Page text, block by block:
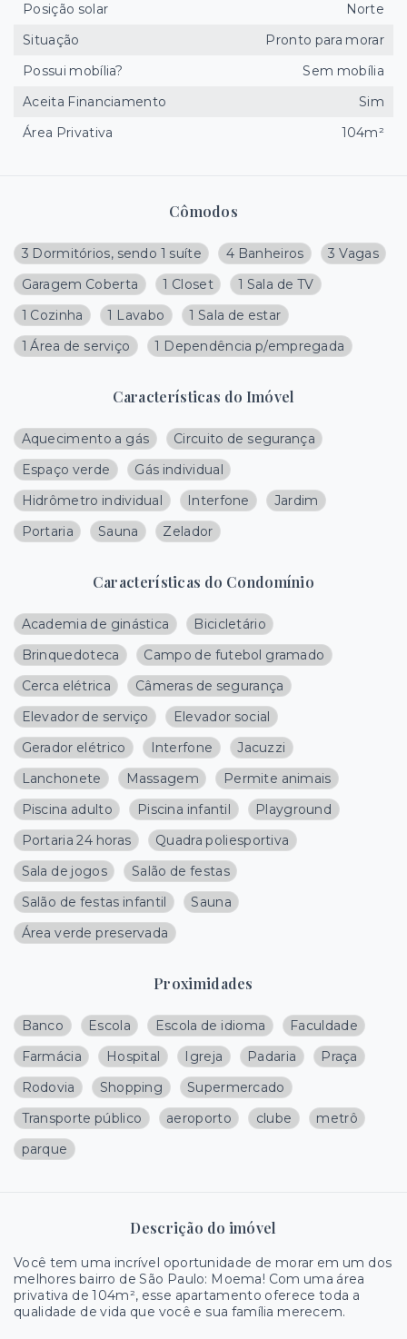
Cômodos
3 Dormitórios, sendo 1 suíte 4 Banheiros
3 Vagas
Garagem Coberta
1 Closet
1 Sala de TV
1 Cozinha
1 Lavabo
1 Sala de estar
1 Área de serviço
1 Dependência p/empregada
Características do Imóvel
Aquecimento a gás
Circuito de segurança
Espaço verde
Gás individual
Hidrômetro individual
Interfone
Jardim
Portaria
Sauna Zelador
Características do Condomínio
Academia de ginástica
Bicicletário
Brinquedoteca
Campo de futebol gramado
Cerca elétrica
Câmeras de segurança
Elevador de serviço
Elevador social
Gerador elétrico
Interfone
Jacuzzi
Lanchonete
Massagem
Permite animais
Piscina adulto
Piscina infantil
Playground
Portaria 24 horas
Quadra poliesportiva
Sala de jogos
Salão de festas
Salão de festas infantil
Sauna
Área verde preservada
Proximidades
Banco Escola Escola de idioma
Faculdade
Farmácia
Hospital Igreja Padaria
Praça
Rodovia
Shopping
Supermercado
Transporte público
aeroporto clube
metrô
parque
Descrição do imóvel
Você tem uma incrível oportunidade de morar em um dos
melhores bairro de São Paulo: Moema! Com uma área
privativa de 104m², esse apartamento oferece toda a
qualidade de vida que você e sua família merecem.
Posição solar
Norte
Situação
Pronto para morar
Possui mobília?
Sem mobília
Aceita Financiamento
Sim
Área Privativa
104m²